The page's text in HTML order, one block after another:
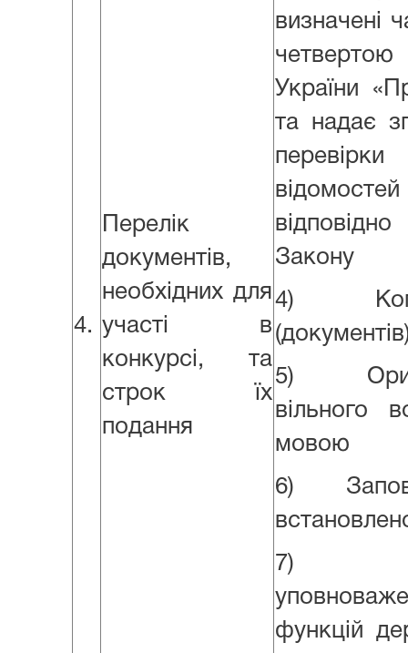
4.
Перелік
документів,
необхідних для
участі в
конкурсі, та
строк їх
подання
визначені
України
та надає
Закону
4) Копію
5)
вільного
мовою
6)
7)
функцій